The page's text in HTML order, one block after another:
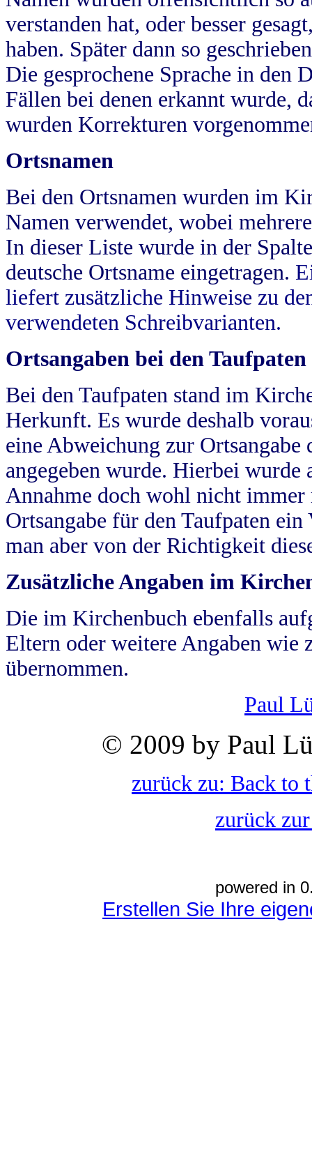
verstanden hat, oder besser
haben. Später dann so
Die gesprochene Sprache in
Fällen bei denen erkannt wurde,
wurden Korrekturen
Ortsnamen
Bei den Ortsnamen wurden im
Namen verwendet, wobei
In dieser Liste wurde in der
deutsche Ortsname eingetragen.
liefert zusätzliche Hinweise zu
verwendeten Schreibvarianten.
Ortsangaben bei den Taufpaten
Bei den Taufpaten stand im
Herkunft. Es wurde deshalb
eine Abweichung zur
angegeben wurde. Hierbei wurde
Annahme doch wohl nicht
Ortsangabe für den Taufpaten
man aber von der Richtigkeit
Zusätzliche Angaben im
Die im Kirchenbuch ebenfalls
Eltern oder weitere Angaben wie
übernommen.
Paul
© 2009 by Paul
zurück zu: Back to
zurück
powered in
Erstellen Sie Ihre